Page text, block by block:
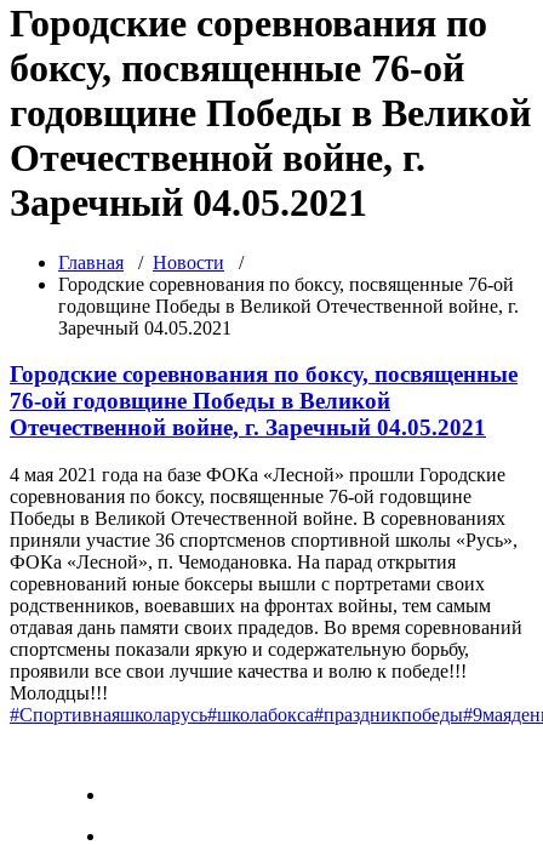
Городские соревнования по
боксу, посвященные 76-ой
годовщине Победы в Великой
Отечественной войне, г.
Заречный 04.05.2021
Главная / Новости /
Городские соревнования по боксу, посвященные 76-ой
годовщине Победы в Великой Отечественной войне, г.
Заречный 04.05.2021
Городские соревнования по боксу, посвященные
76-ой годовщине Победы в Великой
Отечественной войне, г. Заречный 04.05.2021
4 мая 2021 года на базе ФОКа «Лесной» прошли Городские
соревнования по боксу, посвященные 76-ой годовщине
Победы в Великой Отечественной войне. В соревнованиях
приняли участие 36 спортсменов спортивной школы «Русь»,
ФОКа «Лесной», п. Чемодановка. На парад открытия
соревнований юные боксеры вышли с портретами своих
родственников, воевавших на фронтах войны, тем самым
отдавая дань памяти своих прадедов. Во время соревнований
спортсмены показали яркую и содержательную борьбу,
проявили все свои лучшие качества и волю к победе!!!
Молодцы!!!
#Спортивнаяшколарусь#школабокса#праздникпобеды